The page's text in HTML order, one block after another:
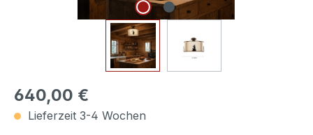
640,00 €
Lieferzeit 3-4 Wochen